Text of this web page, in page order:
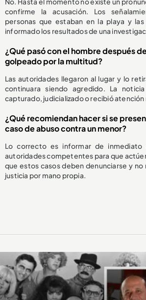
confirme la acusación. Los
personas que estaban en la playa y
informado los resultados de una
¿Qué pasó con el hombre después
golpeado por la multitud?
Las autoridades llegaron al lugar y lo
continuara siendo agredido. La
capturado, judicializado o recibió atención
¿Qué recomiendan hacer si se
caso de abuso contra un menor?
Lo correcto es informar de
autoridades competentes para que
que estos casos deben denunciarse y
justicia por mano propia.